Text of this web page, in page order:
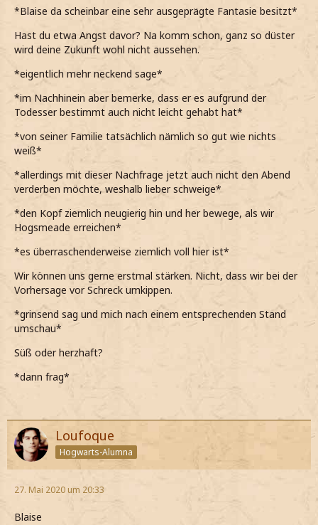
*Blaise da scheinbar eine sehr ausgeprägte Fantasie besitzt*
Hast du etwa Angst davor? Na komm schon, ganz so düster
wird deine Zukunft wohl nicht aussehen.
*eigentlich mehr neckend sage*
*im Nachhinein aber bemerke, dass er es aufgrund der
Todesser bestimmt auch nicht leicht gehabt hat*
*von seiner Familie tatsächlich nämlich so gut wie nichts
weiß*
*allerdings mit dieser Nachfrage jetzt auch nicht den Abend
verderben möchte, weshalb lieber schweige*
*den Kopf ziemlich neugierig hin und her bewege, als wir
Hogsmeade erreichen*
*es überraschenderweise ziemlich voll hier ist*
Wir können uns gerne erstmal stärken. Nicht, dass wir bei der
Vorhersage vor Schreck umkippen.
*grinsend sag und mich nach einem entsprechenden Stand
umschau*
Süß oder herzhaft?
*dann frag*
Loufoque
Hogwarts-Alumna
27. Mai 2020 um 20:33
Blaise